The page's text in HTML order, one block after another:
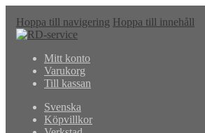
Hoppa till navigering Hoppa till innehåll
Mitt konto
Varukorg
Till kassan
Svenska
Köpvillkor